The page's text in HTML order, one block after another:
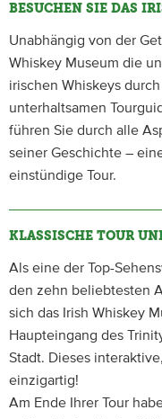
BESUCHEN SIE DAS
Unabhängig von der
Whiskey Museum die
irischen Whiskeys
unterhaltsamen
führen Sie durch alle
seiner Geschichte –
einstündige Tour.
KLASSISCHE TOUR
Als eine der Top-
den zehn beliebtesten
sich das Irish Whiskey
Haupteingang des
Stadt. Dieses
einzigartig!
Am Ende Ihrer Tour